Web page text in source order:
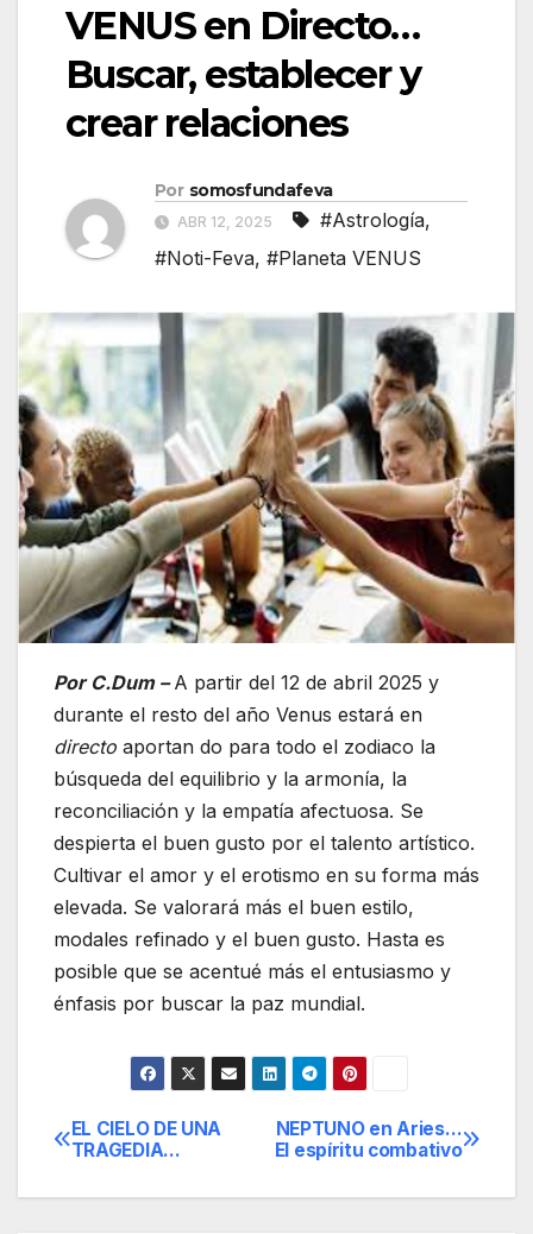
VENUS en Directo…
Buscar, establecer y
crear relaciones
Por somosfundafeva
ABR 12, 2025 #Astrología,
#Noti-Feva, #Planeta VENUS
Por C.Dum –A partir del 12 de abril 2025 y
durante el resto del año Venus estará en
directo aportan do para todo el zodiaco la
búsqueda del equilibrio y la armonía, la
reconciliación y la empatía afectuosa. Se
despierta el buen gusto por el talento artístico.
Cultivar el amor y el erotismo en su forma más
elevada. Se valorará más el buen estilo,
modales refinado y el buen gusto. Hasta es
posible que se acentué más el entusiasmo y
énfasis por buscar la paz mundial.
Navegación
de
NEPTUNO en Aries…
El espíritu combativo
EL CIELO DE UNA
TRAGEDIA…